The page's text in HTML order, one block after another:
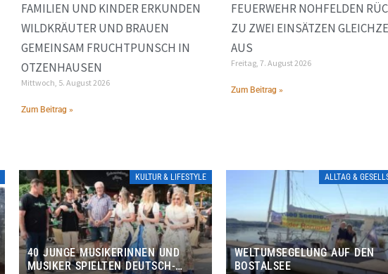
FAMILIEN UND KINDER ERKUNDEN
WILDKRÄUTER UND BRAUEN
GEMEINSAM FRUCHTPUNSCH IN
OTZENHAUSEN
Mittwoch, 5. August 2026
Zum Beitrag »
FEUERWEHR NOHFELDEN
ZU ZWEI EINSÄTZEN
AUS
Freitag, 7. August 2026
Zum Beitrag »
KULTUR & LIFESTYLE
40 JUNGE MUSIKERINNEN UND
MUSIKER SPIELTEN DEUTSCH-
ALLTAG &
WELTUMSEGELUNG AUF DEN
BOSTALSEE